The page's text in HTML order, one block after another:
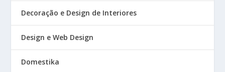
Decoração e Design de Interiores
Design e Web Design
Domestika